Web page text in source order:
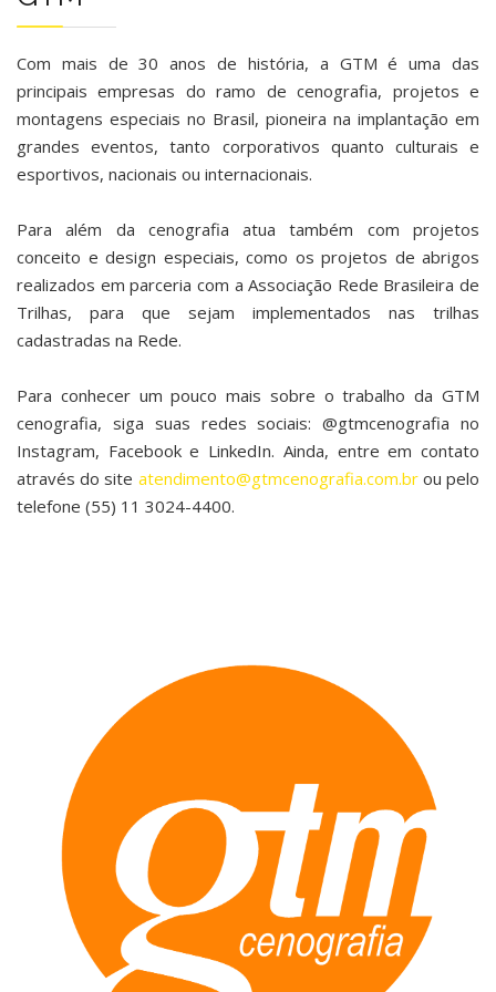
Com mais de 30 anos de história, a GTM é uma das
principais empresas do ramo de cenografia, projetos e
montagens especiais no Brasil, pioneira na implantação em
grandes eventos, tanto corporativos quanto culturais e
esportivos, nacionais ou internacionais.
Para além da cenografia atua também com projetos
conceito e design especiais, como os projetos de abrigos
realizados em parceria com a Associação Rede Brasileira de
Trilhas, para que sejam implementados nas trilhas
cadastradas na Rede.
Para conhecer um pouco mais sobre o trabalho da GTM
cenografia, siga suas redes sociais: @gtmcenografia no
Instagram, Facebook e LinkedIn. Ainda, entre em contato
através do site atendimento@gtmcenografia.com.brou pelo
telefone (55) 11 3024-4400.